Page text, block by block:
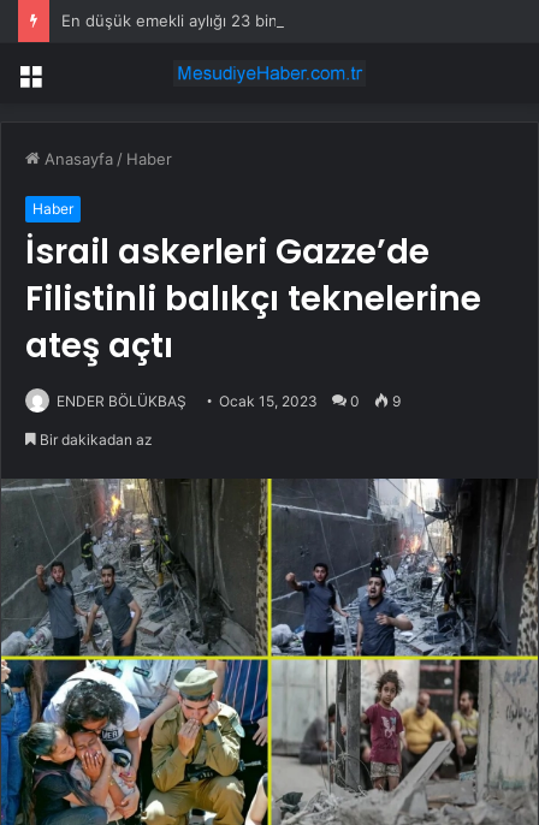
En düşük emekli aylığı 23 bin 552 liraya yükseltildi
Menü
Anasayfa / Haber
Haber
İsrail askerleri Gazze’de
Filistinli balıkçı teknelerine
ateş açtı
ENDER BÖLÜKBAŞ Ocak 15, 2023 0 9
Bir dakikadan az